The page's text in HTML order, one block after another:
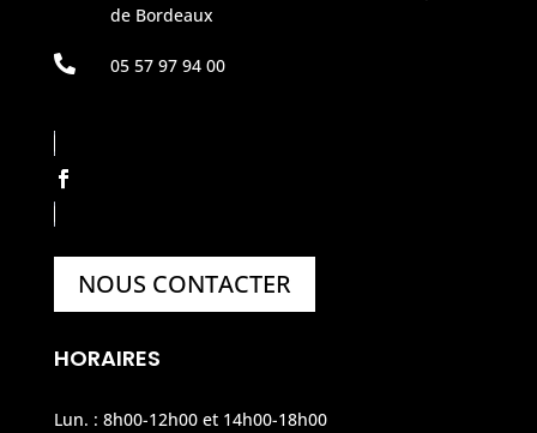
de Bordeaux
 05 57 97 94 00
NOUS CONTACTER
HORAIRES
Lun. : 8h00-12h00 et 14h00-18h00